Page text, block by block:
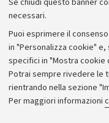
Se chiudi questo banner
necessari.
Puoi esprimere il
in "Personalizza cookie"
specifici in "Mostra cookie
Potrai sempre rivedere le
rientrando nella sezione
Per maggiori informazioni